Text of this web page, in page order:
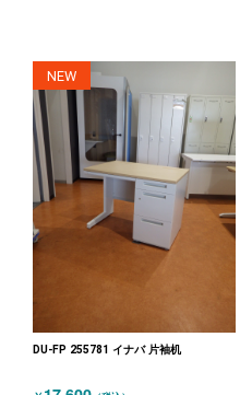
NEW
DU-FP 255781 イナバ 片袖机